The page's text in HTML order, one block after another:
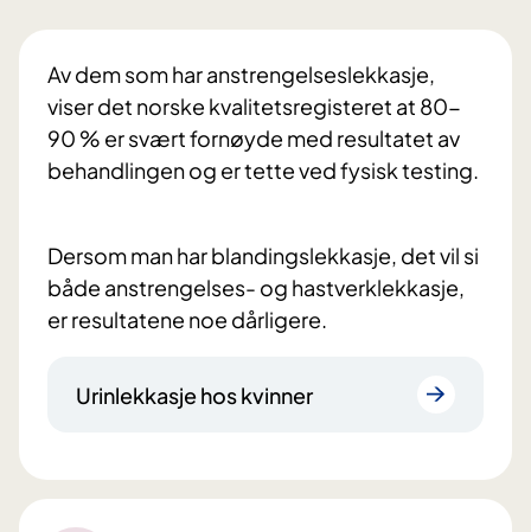
Av dem som har anstrengelseslekkasje,
viser det norske kvalitetsregisteret at 80-
90 % er svært fornøyde med resultatet av
behandlingen og er tette ved fysisk testing.
Dersom man har blandingslekkasje, det vil si
både anstrengelses- og hastverklekkasje,
er resultatene noe dårligere.
Urinlekkasje hos kvinner